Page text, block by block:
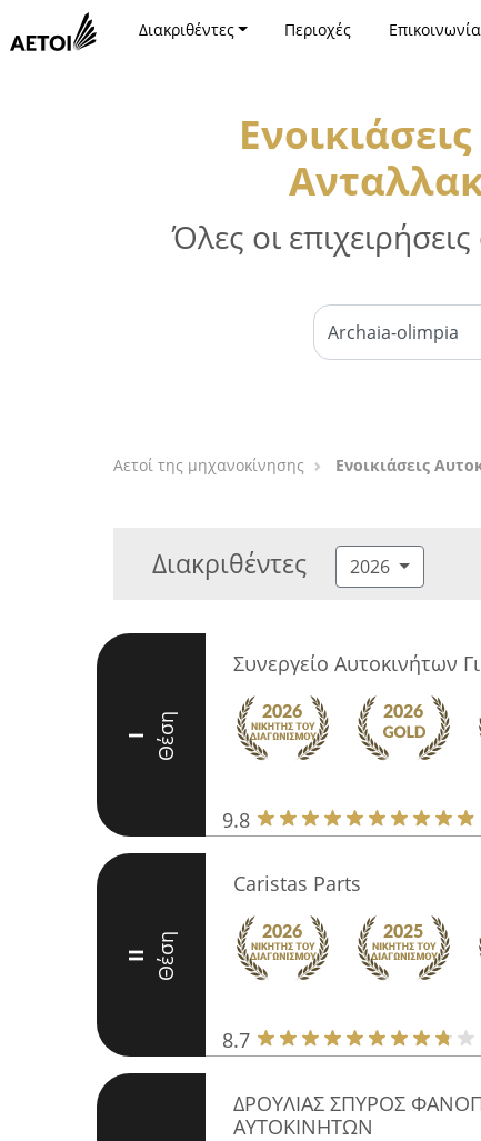
Διακριθέντες Περιοχές Επικοινωνία
Όλες οι
Αετοί της μηχανοκίνησης Ενοικιάσεις
Διακριθέντες 2026
I Θέση
Συνεργείο Αυτοκινήτων
9.8
II Θέση
Caristas Parts
8.7
ΔΡΟΥΛΙΑΣ ΣΠΥΡΟΣ
ΑΥΤΟΚΙΝΗΤΩΝ